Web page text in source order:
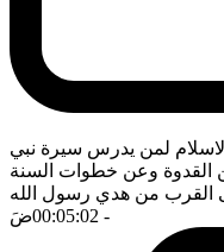
لمن يدرس سيرة نبي
القدوة وعن خطوات السنة
القرب من هدي رسول الله
- 00:05:02
ضَ